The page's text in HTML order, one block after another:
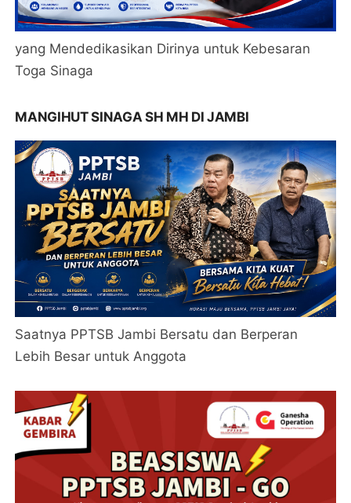
yang Mendedikasikan Dirinya untuk Kebesaran
Toga Sinaga
MANGIHUT SINAGA SH MH DI JAMBI
Saatnya PPTSB Jambi Bersatu dan Berperan
Lebih Besar untuk Anggota